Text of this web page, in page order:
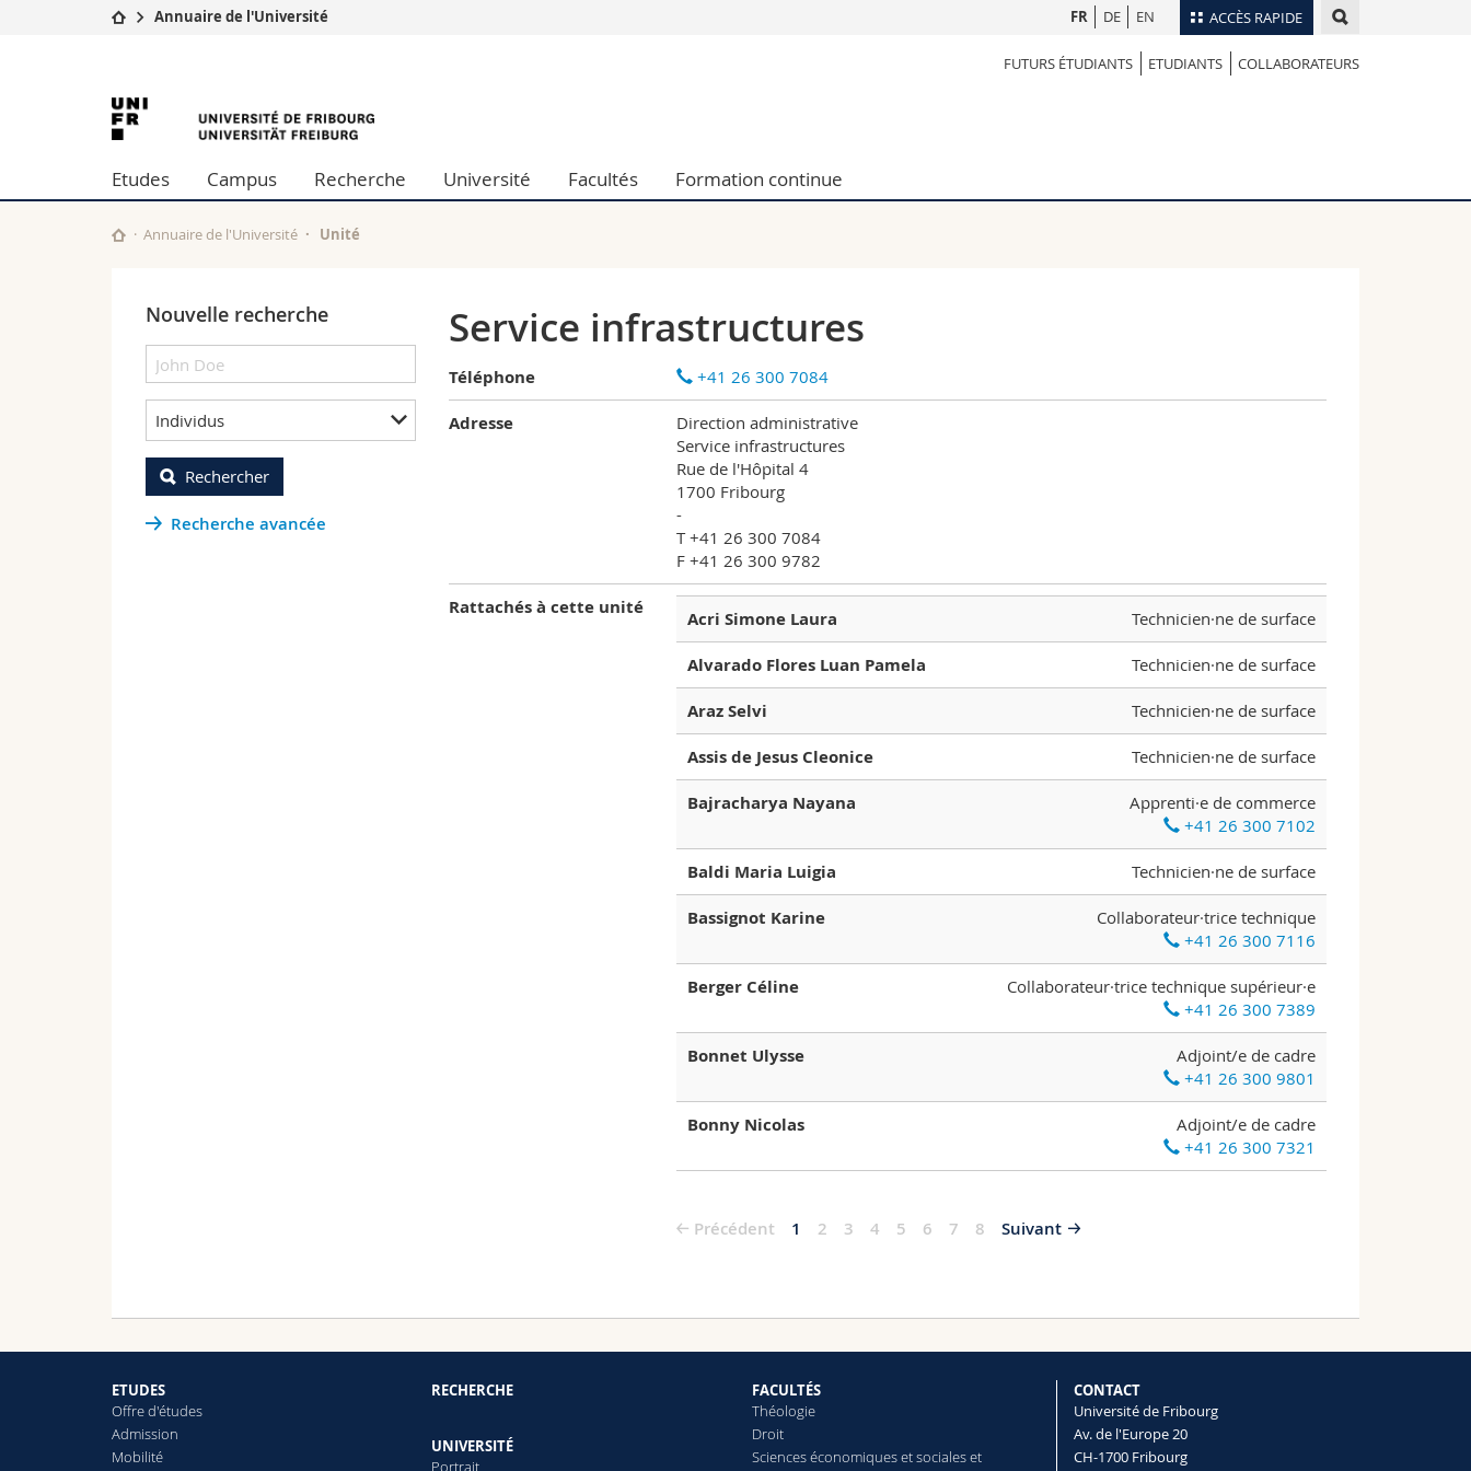
ACCÈS RAPIDE
Etudes
Campus
Université
Formation continue
Lettres et sciences humaines
Sciences de l'éducation et de la formation
Collaborateurs
Annuaire du personnel
Programme des cours
FR DE EN
Annuaire de l'Université
FUTURS ÉTUDIANTS ETUDIANTS COLLABORATEURS
University
of
Fribourg
Etudes Campus Recherche Université Facultés Formation continue
Annuaire de l'Université Unité
Nouvelle recherche
Individus
Rechercher
Recherche avancée
Service infrastructures
Téléphone +41 26 300 7084
Adresse
Direction administrative
Service infrastructures
Rue de l'Hôpital 4
1700 Fribourg
-
T +41 26 300 7084
F +41 26 300 9782
Rattachés à cette unité
Acri Simone Laura Technicien·ne de surface
Alvarado Flores Luan Pamela Technicien·ne de surface
Araz Selvi Technicien·ne de surface
Assis de Jesus Cleonice Technicien·ne de surface
Bajracharya Nayana
Apprenti·e de commerce
+41 26 300 7102
Baldi Maria Luigia Technicien·ne de surface
Bassignot Karine
Collaborateur·trice technique
+41 26 300 7116
Berger Céline
Collaborateur·trice technique supérieur·e
+41 26 300 7389
Bonnet Ulysse
Adjoint/e de cadre
+41 26 300 9801
Bonny Nicolas
Adjoint/e de cadre
+41 26 300 7321
Précédent 1 2 3 4 5 6 7 8 Suivant
ETUDES
Offre d'études
Admission
Mobilité
RECHERCHE
UNIVERSITÉ
Portrait
FACULTÉS
Théologie
Droit
Sciences économiques et sociales et
CONTACT
Université de Fribourg
Av. de l'Europe 20
CH-1700 Fribourg